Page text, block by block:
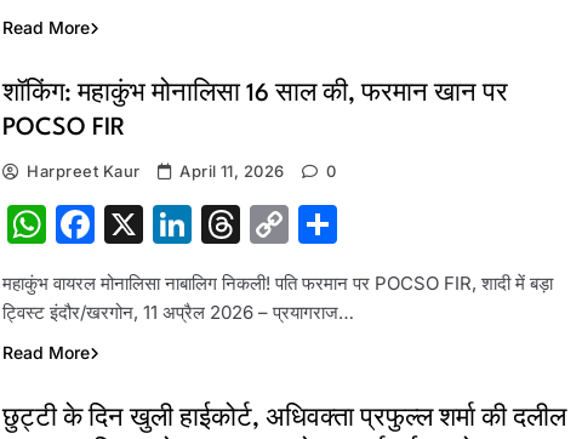
Read More
शॉकिंग: महाकुंभ मोनालिसा 16 साल की, फरमान खान पर
POCSO FIR
Harpreet Kaur April 11, 2026 0
WhatsApp
Facebook
X LinkedIn
Threads
Copy
Link
Share
महाकुंभ वायरल मोनालिसा नाबालिग निकली! पति फरमान पर POCSO FIR, शादी में बड़ा
ट्विस्ट इंदौर/खरगोन, 11 अप्रैल 2026 – प्रयागराज…
Read More
छुट्टी के दिन खुली हाईकोर्ट, अधिवक्ता प्रफुल्ल शर्मा की दलील